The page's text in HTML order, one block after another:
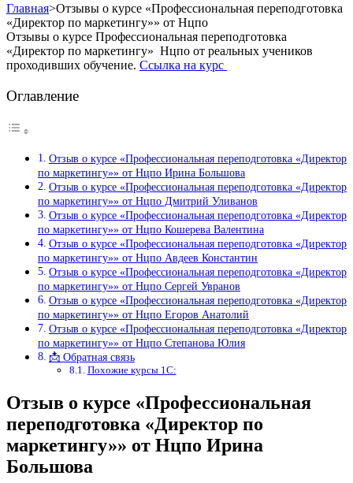
Главная>Отзывы о курсе «Профессиональная переподготовка
«Директор по маркетингу»» от Нцпо
Отзывы о курсе Профессиональная переподготовка
«Директор по маркетингу» Нцпо от реальных учеников
проходивших обучение. Ссылка на курс
Оглавление
Отзыв о курсе «Профессиональная переподготовка «Директор
по маркетингу»» от Нцпо Ирина Большова
Отзыв о курсе «Профессиональная переподготовка «Директор
по маркетингу»» от Нцпо Дмитрий Уливанов
Отзыв о курсе «Профессиональная переподготовка «Директор
по маркетингу»» от Нцпо Кошерева Валентина
Отзыв о курсе «Профессиональная переподготовка «Директор
по маркетингу»» от Нцпо Авдеев Константин
Отзыв о курсе «Профессиональная переподготовка «Директор
по маркетингу»» от Нцпо Сергей Увранов
Отзыв о курсе «Профессиональная переподготовка «Директор
по маркетингу»» от Нцпо Егоров Анатолий
Отзыв о курсе «Профессиональная переподготовка «Директор
по маркетингу»» от Нцпо Степанова Юлия
📩 Обратная связь
Похожие курсы 1С:
Отзыв о курсе «Профессиональная
переподготовка «Директор по
маркетингу»» от Нцпо Ирина
Большова